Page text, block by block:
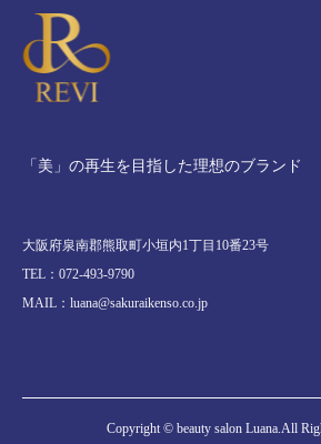
「美」の再生を目指した理想のブランド
大阪府泉南郡熊取町小垣内1丁目10番23号
TEL：072-493-9790
MAIL：luana@sakuraikenso.co.jp
Copyright © beauty salon Luana.All